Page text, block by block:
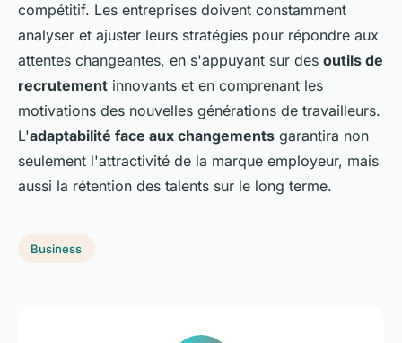
compétitif. Les entreprises doivent constamment
analyser et ajuster leurs stratégies pour répondre aux
attentes changeantes, en s'appuyant sur des outils de
recrutement innovants et en comprenant les
motivations des nouvelles générations de travailleurs.
L'adaptabilité face aux changements garantira non
seulement l'attractivité de la marque employeur, mais
aussi la rétention des talents sur le long terme.
Business